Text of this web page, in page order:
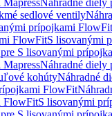
Náhradné diely
sedlové ventily
prípojkami FlowFit
FlowFitS lisovanými
S lisovanými
Náhradné diely
kohútyNáhradné
FlowFit
FlowFitS lisovanými